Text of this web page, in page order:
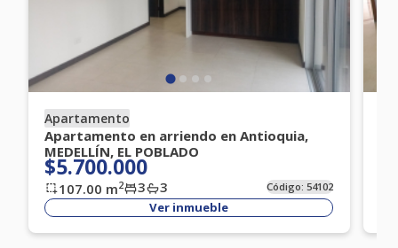
Apartamento
Apartamento en arriendo en Antioquia,
MEDELLÍN, EL POBLADO
$5.700.000
107.00 m2 3 3 Código: 54102
Ver inmueble